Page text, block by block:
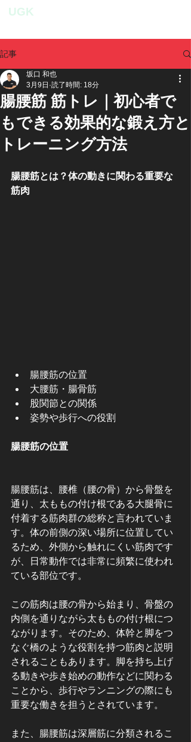
UGK
記事
腸腰筋 筋トレ｜初心者で
もできる効果的な鍛え方と
トレーニング方法
坂口 和也
3月9日 読了時間: 18分
腸腰筋とは？体の動きに関わる重要な
筋肉
腸腰筋の位置
大腰筋・腸骨筋
股関節との関係
姿勢や歩行への役割
腸腰筋の位置
腸腰筋は、腰椎（腰の骨）から骨盤を
通り、太ももの付け根である大腿骨に
付着する筋肉群の総称と言われていま
す。体の前側の深い場所に位置してい
るため、外側から触れにくい筋肉です
が、日常動作では非常に頻繁に使われ
ている部位です。
この筋肉は腰の骨から始まり、骨盤の
内側を通りながら太ももの付け根につ
ながります。そのため、体幹と脚をつ
なぐ橋のような役割を持つ筋肉と説明
されることもあります。脚を持ち上げ
る動きや歩き始めの動作などに関わる
ことから、歩行やランニングの際にも
重要な働きを担うとされています。
また、腸腰筋は深層筋に分類されるこ